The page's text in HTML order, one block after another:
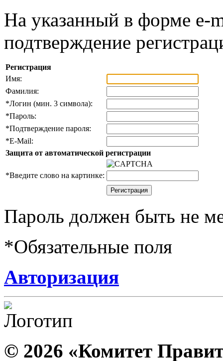
На указанный в форме e-
подтверждение
Регистрация
Имя:
Фамилия:
*Логин (мин. 3 символа):
*Пароль:
*Подтверждение пароля:
*E-Mail:
Защита от автоматической регистрации
*Введите слово на картинке:
Пароль должен быть не
*Обязательные поля
Авторизация
© 2026 «Комитет